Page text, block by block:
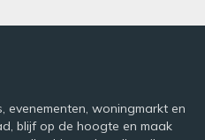
evenementen, woningmarkt en
blijf op de hoogte en maak